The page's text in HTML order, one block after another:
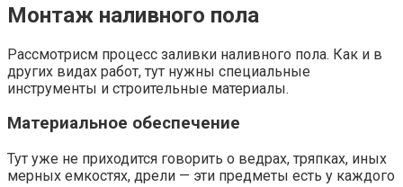
Монтаж наливного пола
Рассмотрисм процесс заливки наливного пола. Как и в
других видах работ, тут нужны специальные
инструменты и строительные материалы.
Материальное обеспечение
Тут уже не приходится говорить о ведрах, тряпках, иных
мерных емкостях, дрели — эти предметы есть у каждого